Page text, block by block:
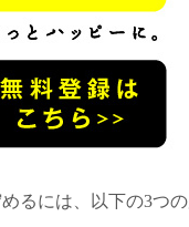
るには、以下の3つ